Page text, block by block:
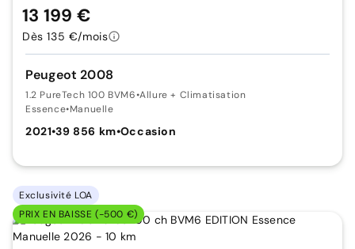
Peugeot 2008
1.2 PureTech 100 BVM6•Allure + Climatisation
Essence•Manuelle
2021•39 856 km•Occasion
13 199 €
Dès 135 €/mois
Exclusivité LOA
PRIX EN BAISSE (-500 €)